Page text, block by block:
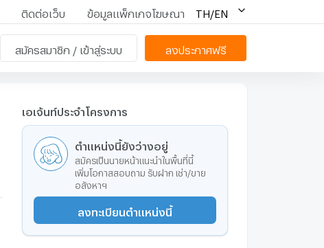
ติดต่อเว็บ ข้อมูลแพ็กเกจโฆษณา TH/EN
สมัครสมาชิก / เข้าสู่ระบบ ลงประกาศฟรี
เอเจ้นท์ประจำโครงการ
ตำแหน่งนี้ยังว่างอยู่
สมัครเป็นนายหน้าแนะนำในพื้นที่นี้
เพิ่มโอกาสสอบถาม รับฝาก เช่า/ขาย
อสังหาฯ
ลงทะเบียนตำแหน่งนี้